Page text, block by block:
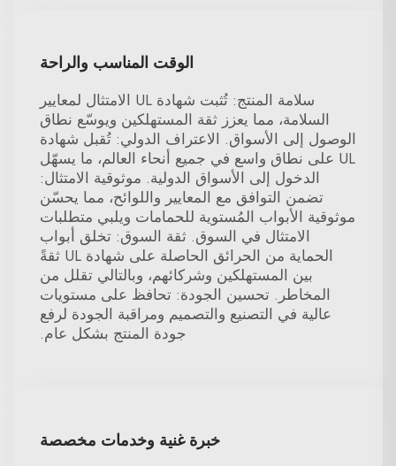
الوقت المناسب والراحة
سلامة المنتج: تُثبت شهادة UL الامتثال لمعايير
السلامة، مما يعزز ثقة المستهلكين ويوسّع نطاق
الوصول إلى الأسواق. الاعتراف الدولي: تُقبل شهادة
UL على نطاق واسع في جميع أنحاء العالم، ما يسهّل
الدخول إلى الأسواق الدولية. موثوقية الامتثال:
تضمن التوافق مع المعايير واللوائح، مما يحسّن
موثوقية الأبواب المُستوية للحمامات ويلبي متطلبات
الامتثال في السوق. ثقة السوق: تخلق أبواب
الحماية من الحرائق الحاصلة على شهادة UL ثقةً
بين المستهلكين وشركائهم، وبالتالي تقلل من
المخاطر. تحسين الجودة: تحافظ على مستويات
عالية في التصنيع والتصميم ومراقبة الجودة لرفع
جودة المنتج بشكل عام.
خبرة غنية وخدمات مخصصة